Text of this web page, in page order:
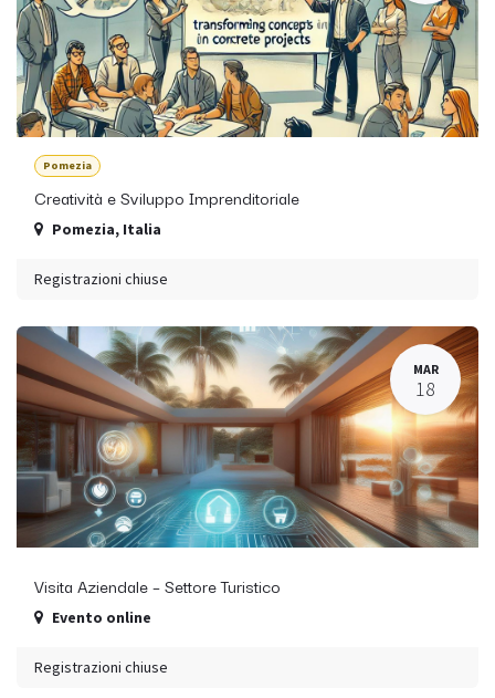
Pomezia
Creatività e Sviluppo Imprenditoriale
Pomezia, Italia
Registrazioni chiuse
MAR
18
Visita Aziendale – Settore Turistico
Evento online
Registrazioni chiuse